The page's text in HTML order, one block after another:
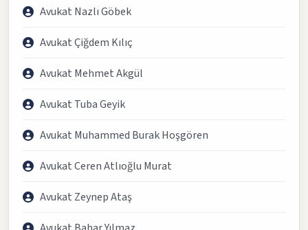
Avukat Nazlı Göbek
Avukat Çiğdem Kılıç
Avukat Mehmet Akgül
Avukat Tuba Geyik
Avukat Muhammed Burak Hoşgören
Avukat Ceren Atlıoğlu Murat
Avukat Zeynep Ataş